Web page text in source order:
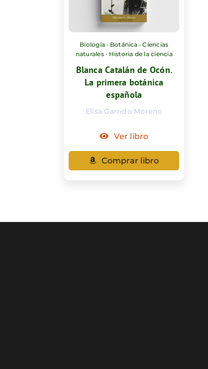
Biología · Botánica ·Ciencias
naturales· Historia de la ciencia
Blanca Catalán de Ocón.
La primera botánica
española
Elisa Garrido Moreno
Ver libro
Comprar libro